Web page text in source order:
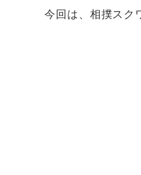
今回は、相撲スク